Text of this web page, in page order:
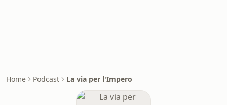
Home Podcast La via per l'Impero